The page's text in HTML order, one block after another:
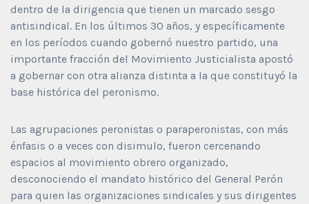
dentro de la dirigencia que tienen un marcado sesgo
antisindical. En los últimos 30 años, y específicamente
en los períodos cuando gobernó nuestro partido, una
importante fracción del Movimiento Justicialista apostó
a gobernar con otra alianza distinta a la que constituyó la
base histórica del peronismo.
Las agrupaciones peronistas o paraperonistas, con más
énfasis o a veces con disimulo, fueron cercenando
espacios al movimiento obrero organizado,
desconociendo el mandato histórico del General Perón
para quien las organizaciones sindicales y sus dirigentes